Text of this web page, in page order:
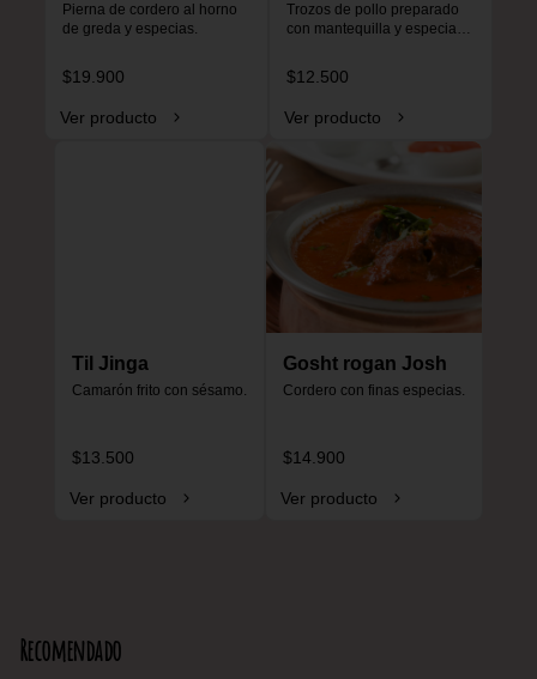
special
Pierna de cordero al horno
de greda y especias.
$19.900
Ver producto
Trozos de pollo preparado
con mantequilla y especias,
picante.
$12.500
Ver producto
Til Jinga
Camarón frito con sésamo.
$13.500
Ver producto
Gosht rogan Josh
Cordero con finas especias.
$14.900
Ver producto
Recomendado